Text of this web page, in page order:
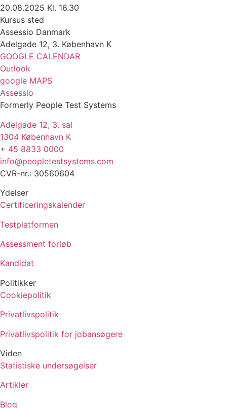
20.08.2025 Kl. 16.30
Kursus sted
Assessio Danmark
Adelgade 12, 3. København K
GOOGLE CALENDAR
Outlook
google MAPS
Assessio
Formerly People Test Systems
Adelgade 12, 3. sal
1304 København K
+ 45 8833 0000
info@peopletestsystems.com
CVR-nr.: 30560604
Ydelser
Certificeringskalender
Testplatformen
Assessment forløb
Kandidat
Politikker
Cookiepolitik
Privatlivspolitik
Privatlivspolitik for jobansøgere
Viden
Statistiske undersøgelser
Artikler
Blog